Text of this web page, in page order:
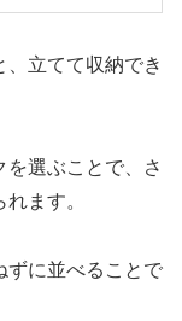
立てて収納でき
選ぶことで、さ
ます。
ずに並べることで